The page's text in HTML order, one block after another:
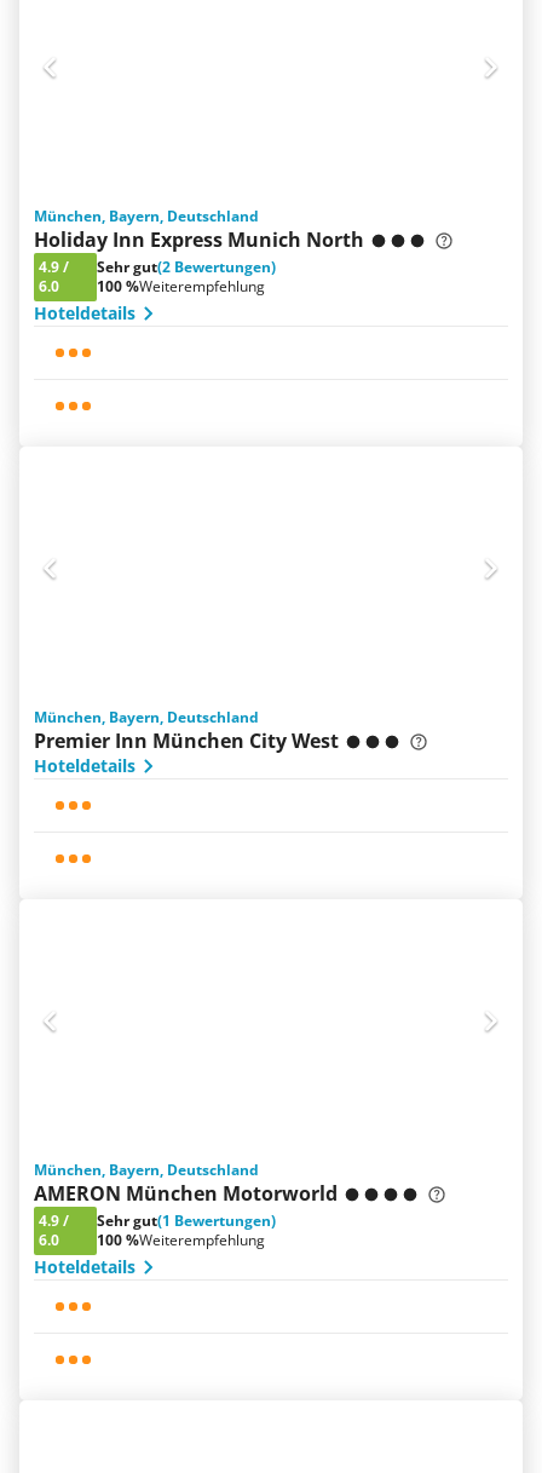
München, Bayern, Deutschland
Holiday Inn Express Munich North
4.9/
6.0
Sehr gut(2 Bewertungen)
100 %Weiterempfehlung
Hoteldetails
München, Bayern, Deutschland
Premier Inn München City West
Hoteldetails
München, Bayern, Deutschland
AMERON München Motorworld
4.9/
6.0
Sehr gut(1 Bewertungen)
100 %Weiterempfehlung
Hoteldetails